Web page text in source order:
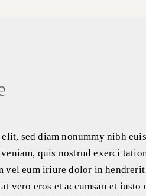
sed diam nonummy nibh
quis nostrud exerci
vel eum iriure dolor in
vero eros et accumsan et